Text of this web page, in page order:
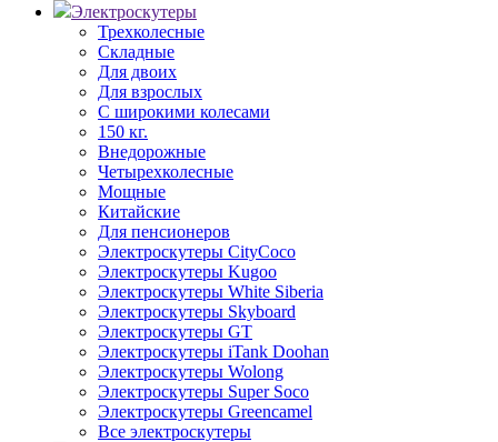
Электроскутеры
Трехколесные
Складные
Для двоих
Для взрослых
С широкими колесами
150 кг.
Внедорожные
Четырехколесные
Мощные
Китайские
Для пенсионеров
Электроскутеры CityCoco
Электроскутеры Kugoo
Электроскутеры White Siberia
Электроскутеры Skyboard
Электроскутеры GT
Электроскутеры iTank Doohan
Электроскутеры Wolong
Электроскутеры Super Soco
Электроскутеры Greencamel
Все электроскутеры